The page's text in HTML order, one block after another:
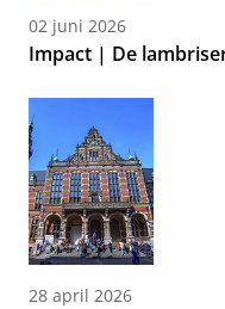
02 juni 2026
Impact | De
28 april 2026